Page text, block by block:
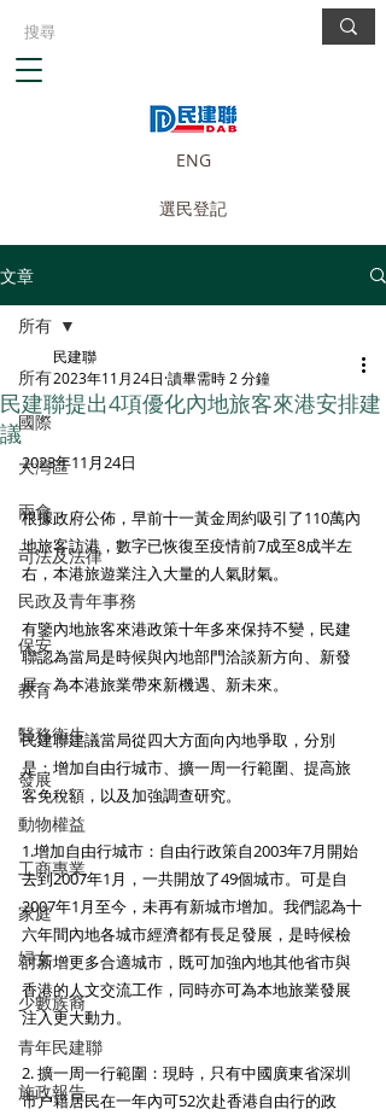
ENG
選民登記
文章
所有
國際
大灣區
兩會
司法及法律
民政及青年事務
保安
教育
醫務衛生
發展
動物權益
工商專業
家庭
婦女
少數族裔
青年民建聯
施政報告
所有
民建聯提出4項優化內地旅客來港安排建
議
民建聯
2023年11月24日 讀畢需時 2 分鐘
2023年11月24日
根據政府公佈，早前十一黃金周約吸引了110萬內
地旅客訪港，數字已恢復至疫情前7成至8成半左
右，本港旅遊業注入大量的人氣財氣。
有鑒內地旅客來港政策十年多來保持不變，民建
聯認為當局是時候與內地部門洽談新方向、新發
展，為本港旅業帶來新機遇、新未來。
民建聯建議當局從四大方面向內地爭取，分別
是：增加自由行城市、擴一周一行範圍、提高旅
客免稅額，以及加強調查研究。
1.增加自由行城市：自由行政策自2003年7月開始
去到2007年1月，一共開放了49個城市。可是自
2007年1月至今，未再有新城市增加。我們認為十
六年間內地各城市經濟都有長足發展，是時候檢
討新增更多合適城市，既可加強內地其他省市與
香港的人文交流工作，同時亦可為本地旅業發展
注入更大動力。
2. 擴一周一行範圍：現時，只有中國廣東省深圳
市户籍居民在一年內可52次赴香港自由行的政